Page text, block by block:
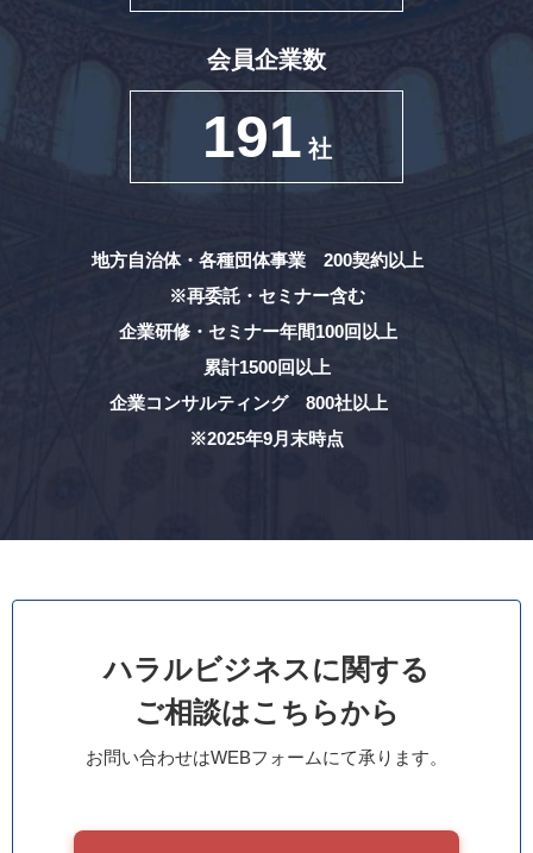
会員企業数
191 社
地方自治体・各種団体事業 200契約以上
※再委託・セミナー含む
企業研修・セミナー年間100回以上
累計1500回以上
企業コンサルティング 800社以上
※2025年9月末時点
ハラルビジネスに関する
ご相談はこちらから
お問い合わせはWEBフォームにて承ります。